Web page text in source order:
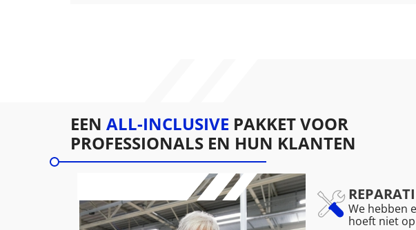
EEN ALL-INCLUSIVE PAKKET VOOR
PROFESSIONALS EN HUN KLANTEN
We hebben
hoeft niet